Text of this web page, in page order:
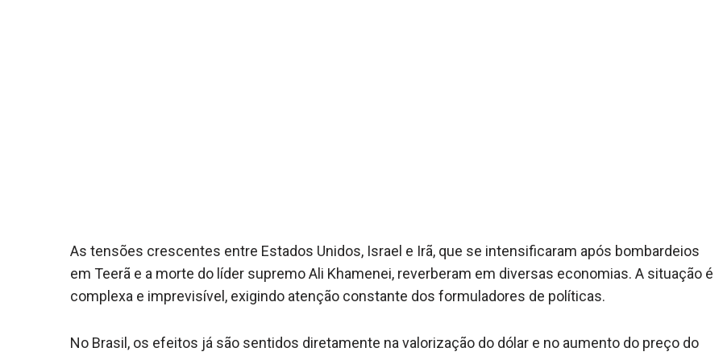
As tensões crescentes entre Estados Unidos, Israel e Irã, que se intensificaram após bombardeios
em Teerã e a morte do líder supremo Ali Khamenei, reverberam em diversas economias. A situação é
complexa e imprevisível, exigindo atenção constante dos formuladores de políticas.
No Brasil, os efeitos já são sentidos diretamente na valorização do dólar e no aumento do preço do